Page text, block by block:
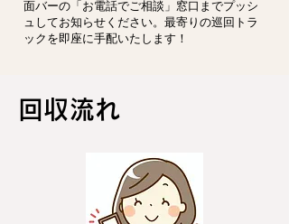
面バーの「お電話でご相談」窓口までプッシ
ュしてお知らせください。最寄りの巡回トラ
ックを即座に手配いたします！
回収流れ